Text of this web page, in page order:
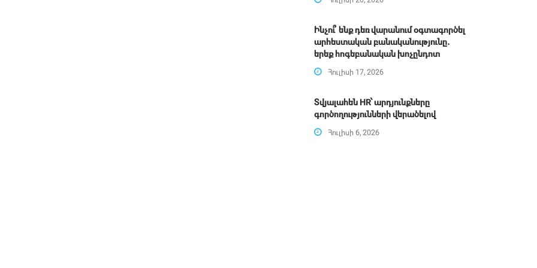
Ինչու՞ ենք դեռ վարանում օգտագործել
արհեստական բանականությունը․
երեք հոգեբանական խոչընդոտ
Հուլիսի 17, 2026
Տվյալահեն HR՝ արդյունքները
գործողությունների վերածելով
Հուլիսի 6, 2026